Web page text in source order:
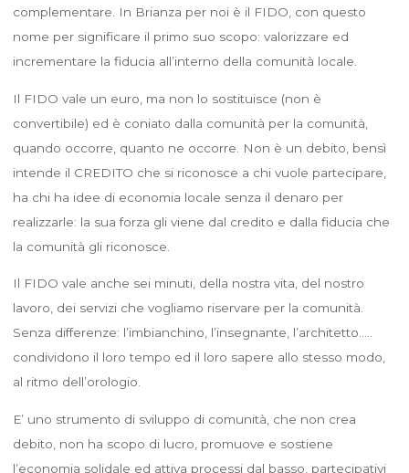
complementare. In Brianza per noi è il FIDO, con questo
nome per significare il primo suo scopo: valorizzare ed
incrementare la fiducia all’interno della comunità locale.
Il FIDO vale un euro, ma non lo sostituisce (non è
convertibile) ed è coniato dalla comunità per la comunità,
quando occorre, quanto ne occorre. Non è un debito, bensì
intende il CREDITO che si riconosce a chi vuole partecipare,
ha chi ha idee di economia locale senza il denaro per
realizzarle: la sua forza gli viene dal credito e dalla fiducia che
la comunità gli riconosce.
Il FIDO vale anche sei minuti, della nostra vita, del nostro
lavoro, dei servizi che vogliamo riservare per la comunità.
Senza differenze: l’imbianchino, l’insegnante, l’architetto…..
condividono il loro tempo ed il loro sapere allo stesso modo,
al ritmo dell’orologio.
E’ uno strumento di sviluppo di comunità, che non crea
debito, non ha scopo di lucro, promuove e sostiene
l’economia solidale ed attiva processi dal basso, partecipativi